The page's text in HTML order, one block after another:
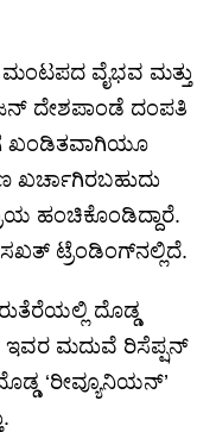
ವೈಭವ ಮತ್ತು
ದೇಶಪಾಂಡೆ ದಂಪತಿ
ಖಂಡಿತವಾಗಿಯೂ
ಹಂಚಿಕೊಂಡಿದ್ದಾರೆ.
ಟ್ರೆಂಡಿಂಗ್‌ನಲ್ಲಿದೆ.
ದೊಡ್ಡ
ಇವರ ಮದುವೆ ರಿಸೆಪ್ಷನ್
‘ರೀವ್ಯೂನಿಯನ್’